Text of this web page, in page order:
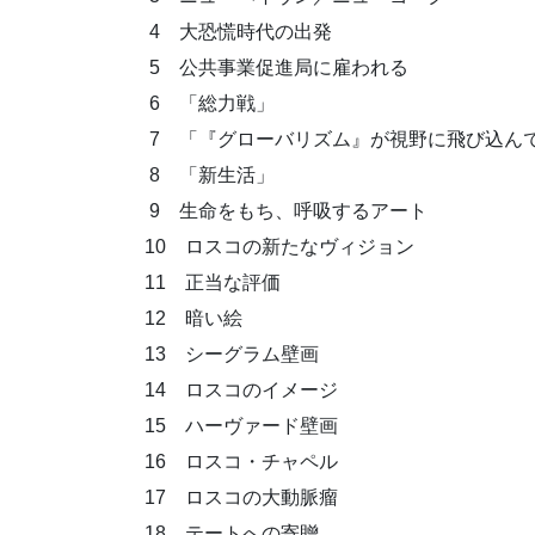
4 大恐慌時代の出発
5 公共事業促進局に雇われる
6 「総力戦」
7 「『グローバリズム』が視野に飛び込ん
8 「新生活」
9 生命をもち、呼吸するアート
10 ロスコの新たなヴィジョン
11 正当な評価
12 暗い絵
13 シーグラム壁画
14 ロスコのイメージ
15 ハーヴァード壁画
16 ロスコ・チャペル
17 ロスコの大動脈瘤